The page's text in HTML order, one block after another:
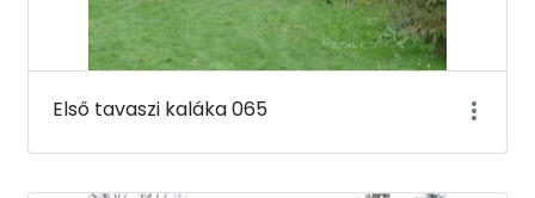
Első tavaszi kaláka 065